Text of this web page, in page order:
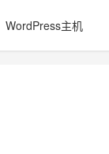
WordPress主机